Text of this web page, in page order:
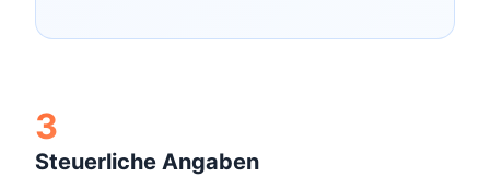
3
Steuerliche Angaben